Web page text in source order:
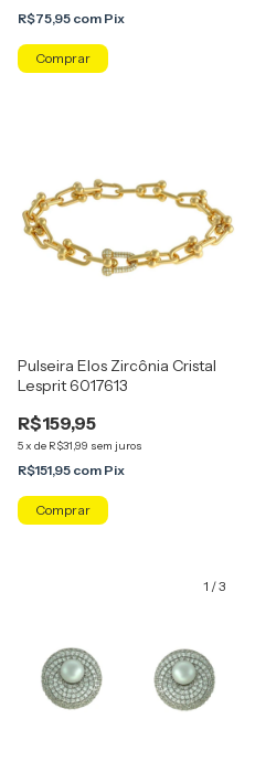
R$75,95 com Pix
Pulseira Elos Zircônia Cristal
Lesprit 6017613
R$159,95
5x de R$31,99 sem juros
R$151,95 com Pix
Comprar
1 /3